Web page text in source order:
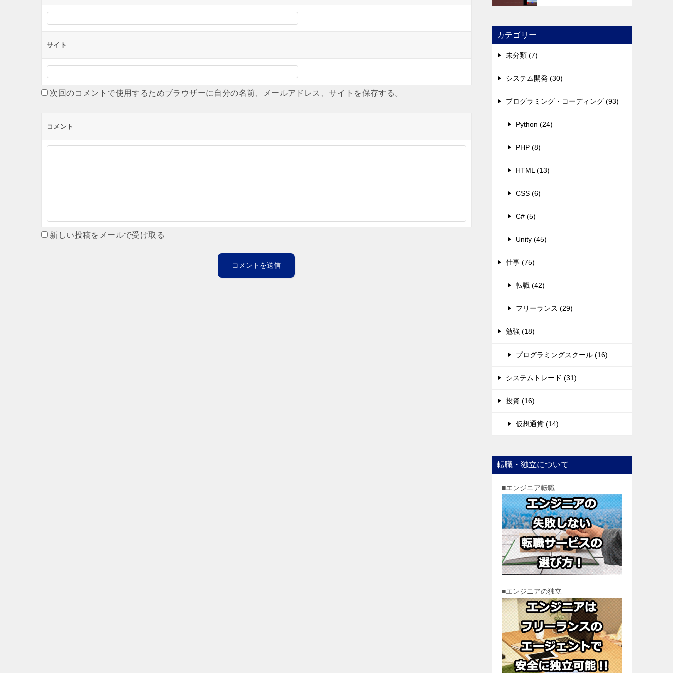
サイト
次回のコメントで使用するためブラウザーに自分の名前、メールアドレス、サイトを保存する。
コメント
新しい投稿をメールで受け取る
カテゴリー
未分類 (7)
システム開発 (30)
プログラミング・コーディング (93)
Python (24)
PHP (8)
HTML (13)
CSS (6)
C# (5)
Unity (45)
仕事 (75)
転職 (42)
フリーランス (29)
勉強 (18)
プログラミングスクール (16)
システムトレード (31)
投資 (16)
仮想通貨 (14)
転職・独立について
■エンジニア転職
■エンジニアの独立